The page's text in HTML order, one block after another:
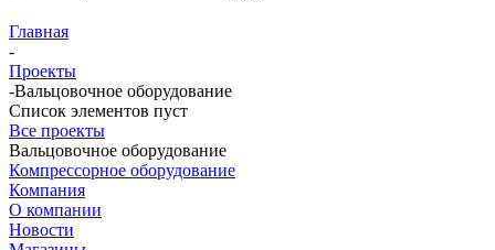
Главная
-
Проекты
-Вальцовочное оборудование
Список элементов пуст
Все проекты
Вальцовочное оборудование
Компрессорное оборудование
Компания
О компании
Новости